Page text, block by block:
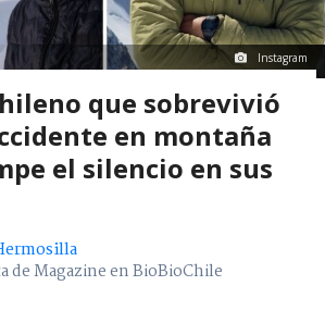
Instagram
que sobrevivió
en montaña
el silencio en sus
de Magazine en BioBioChile